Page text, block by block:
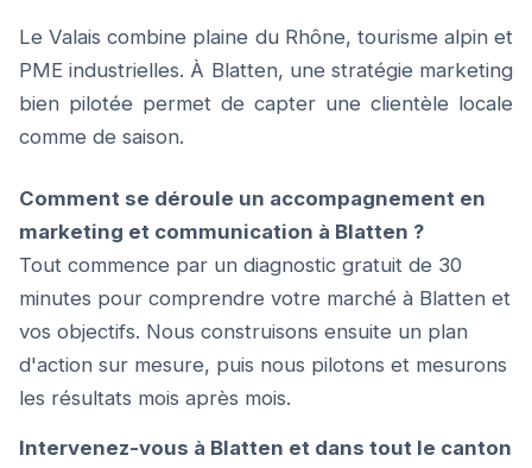
Le Valais combine plaine du Rhône, tourisme alpin et
PME industrielles. À Blatten, une stratégie marketing
bien pilotée permet de capter une clientèle locale
comme de saison.
Comment se déroule un accompagnement en
marketing et communication à Blatten ?
Tout commence par un diagnostic gratuit de 30
minutes pour comprendre votre marché à Blatten et
vos objectifs. Nous construisons ensuite un plan
d'action sur mesure, puis nous pilotons et mesurons
les résultats mois après mois.
Intervenez-vous à Blatten et dans tout le canton